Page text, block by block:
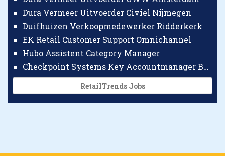
Dura Vermeer Uitvoerder Civiel Nijmegen
Duifhuizen Verkoopmedewerker Ridderkerk
EK Retail Customer Support Omnichannel
Hubo Assistent Category Manager
Checkpoint Systems Key Accountmanager Benelux
RetailTrends Jobs